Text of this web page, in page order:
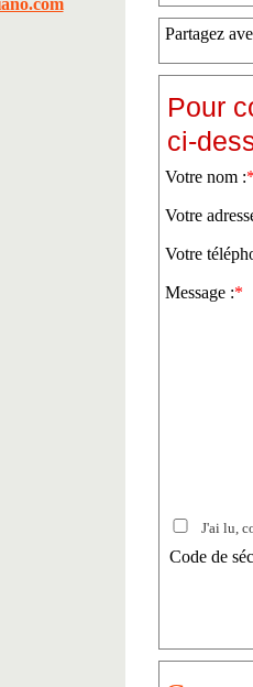
Partagez
Pour
ci-
Votre nom :
Votre
Votre
Message :*
J'ai lu,
Code de